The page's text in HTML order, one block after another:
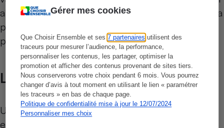
Gérer mes cookies
Que Choisir Ensemble et ses7 partenaires utilisent des
traceurs pour mesurer l’audience, la performance,
personnaliser les contenus, les partager, optimiser la
promotion et afficher des contenus provenant de sites tiers.
Nous conserverons votre choix pendant 6 mois. Vous pourrez
changer d’avis à tout moment en utilisant le lien « paramétrer
les traceurs » en bas de chaque page.
Politique de confidentialité mise à jour le 12/07/2024
Personnaliser mes choix
alimenter le dispositif à tout moment, ce qui ne va
pas toujours de soi au travail ou en déplacement
par exemple.
L’avis des non-utilisateurs
Un quart de ceux qui ont répondu à notre
enquête ne pratiquent pas la cigarette